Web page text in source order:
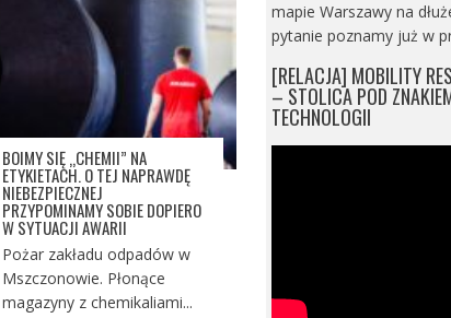
BOIMY SIĘ „CHEMII” NA
ETYKIETACH. O TEJ NAPRAWDĘ
NIEBEZPIECZNEJ
PRZYPOMINAMY SOBIE DOPIERO
W SYTUACJI AWARII
Pożar zakładu odpadów w
Mszczonowie. Płonące
magazyny z chemikaliami...
mapie Warszawy na
pytanie poznamy już w
[RELACJA] MOBILITY
– STOLICA POD
TECHNOLOGII